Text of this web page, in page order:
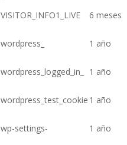
VISITOR_INFO1_LIVE
6 meses
wordpress_
1 año
wordpress_logged_in_
1 año
wordpress_test_cookie 1 año
wp-settings-
1 año